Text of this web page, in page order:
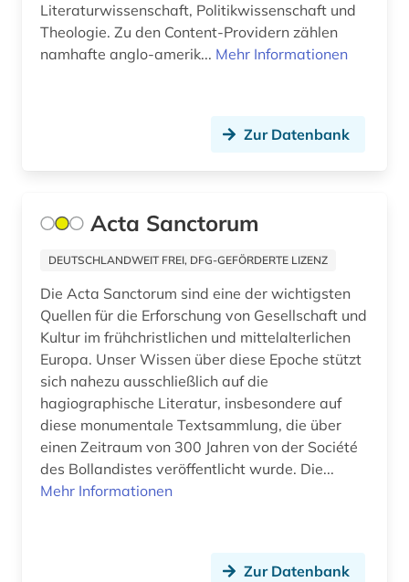
chronik (1)
chronologie (1)
demokratie (1)
dendi (1)
denkschrift (1)
desiderius erasmus (1)
deutsch (5)
Literaturwissenschaft, Politikwissenschaft und
Theologie. Zu den Content-Providern zählen
namhafte anglo-amerik... Mehr Informationen
Zur Datenbank
Acta Sanctorum
DEUTSCHLANDWEIT FREI, DFG-GEFÖRDERTE LIZENZ
Die Acta Sanctorum sind eine der wichtigsten
Quellen für die Erforschung von Gesellschaft und
Kultur im frühchristlichen und mittelalterlichen
Europa. Unser Wissen über diese Epoche stützt
sich nahezu ausschließlich auf die
hagiographische Literatur, insbesondere auf
diese monumentale Textsammlung, die über
einen Zeitraum von 300 Jahren von der Société
des Bollandistes veröffentlicht wurde. Die...
Mehr Informationen
Zur Datenbank